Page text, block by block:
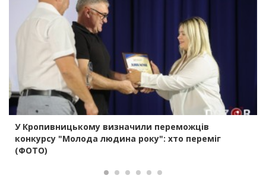
У Кропивницькому визначили переможців
конкурсу "Молода людина року": хто переміг
(ФОТО)